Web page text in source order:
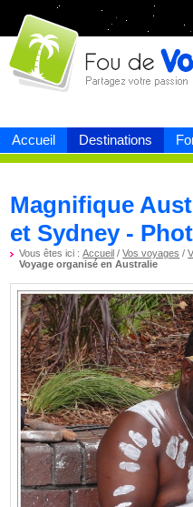
Accueil Destinations
Fou devoyage
Magnifique
et Sydney -
Vous êtes ici :Accueil /Vos voyages /
Voyage organisé en Australie